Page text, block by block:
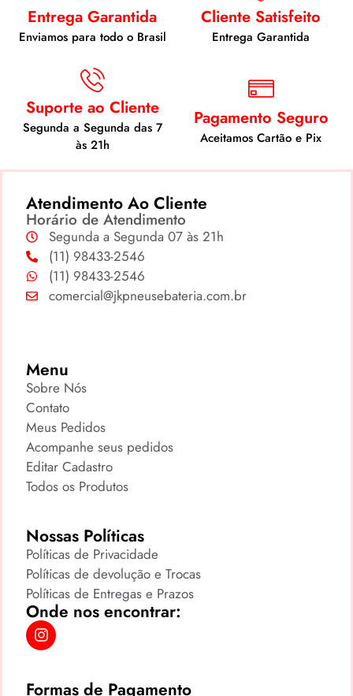
Entrega Garantida
Enviamos para todo o Brasil
Cliente Satisfeito
Entrega Garantida
Suporte ao Cliente
Segunda a Segunda das 7
às 21h
Pagamento Seguro
Aceitamos Cartão e Pix
Atendimento Ao Cliente
Horário de Atendimento
Segunda a Segunda 07 às 21h
(11) 98433-2546
(11) 98433-2546
comercial@jkpneusebateria.com.br
Menu
Sobre Nós
Contato
Meus Pedidos
Acompanhe seus pedidos
Editar Cadastro
Todos os Produtos
Nossas Políticas
Políticas de Privacidade
Políticas de devolução e Trocas
Políticas de Entregas e Prazos
Onde nos encontrar:
Formas de Pagamento